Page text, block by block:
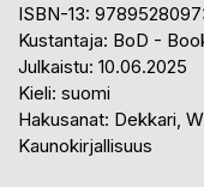
ISBN-13:
Kustantaja: BoD -
Julkaistu: 10.06.2025
Kieli: suomi
Hakusanat: Dekkari,
Kaunokirjallisuus